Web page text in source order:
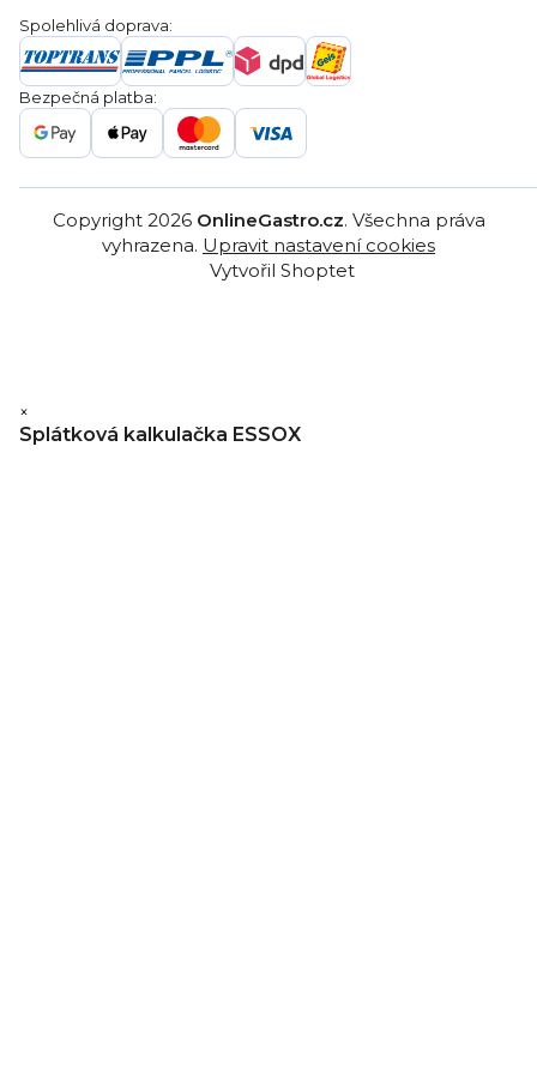
Ochrana osobních údajů
Reklamační řády
Servis a reklamace
Poptávka
Gastro projekty
Značky
Gastro velkoobchod
Spolehlivá doprava:
Bezpečná platba:
Vytvořil Shoptet
Copyright 2026 OnlineGastro.cz. Všechna práva
vyhrazena. Upravit nastavení cookies
×
Splátková kalkulačka ESSOX